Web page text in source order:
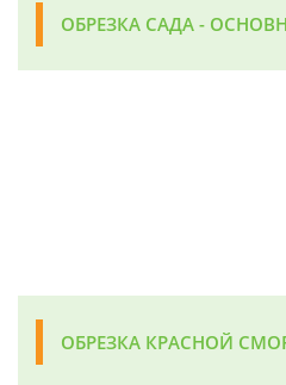
ОБРЕЗКА САДА -
ОБРЕЗКА КРАСНОЙ